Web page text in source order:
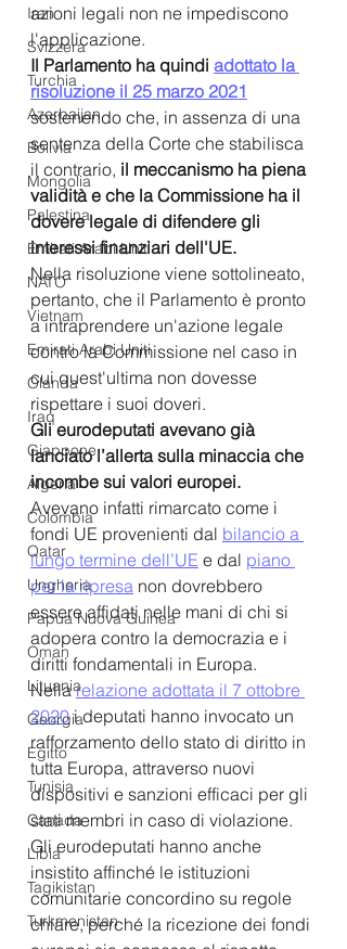
Iran
Svizzera
Turchia
Azerbaijan
Bolivia
Mongolia
Palestina
Emirati Arabi Uniti
NATO
Vietnam
Emirati Arabi Uniti
Olanda
Iraq
Giappone
Algeria
Colombia
Qatar
Ungheria
Papua Nuova Guinea
Oman
Lituania
Georgia
Egitto
Tunisia
Canada
Libia
Tagikistan
Turkmenistan
azioni legali non ne impediscono
l'applicazione.
Il Parlamento ha quindi adottato la
risoluzione il 25 marzo 2021
sostenendo che, in assenza di una
sentenza della Corte che stabilisca
il contrario, il meccanismo ha piena
validità e che la Commissione ha il
dovere legale di difendere gli
interessi finanziari dell'UE.
Nella risoluzione viene sottolineato,
pertanto, che il Parlamento è pronto
a intraprendere un'azione legale
contro la Commissione nel caso in
cui quest'ultima non dovesse
rispettare i suoi doveri.
Gli eurodeputati avevano già
lanciato l’allerta sulla minaccia che
incombe sui valori europei.
Avevano infatti rimarcato come i
fondi UE provenienti dal bilancio a
lungo termine dell’UE e dal piano
per la ripresa non dovrebbero
essere affidati nelle mani di chi si
adopera contro la democrazia e i
diritti fondamentali in Europa.
Nella relazione adottata il 7 ottobre
2020 i deputati hanno invocato un
rafforzamento dello stato di diritto in
tutta Europa, attraverso nuovi
dispositivi e sanzioni efficaci per gli
stati membri in caso di violazione.
Gli eurodeputati hanno anche
insistito affinché le istituzioni
comunitarie concordino su regole
chiare, perché la ricezione dei fondi